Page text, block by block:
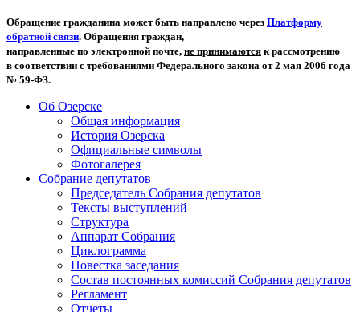
Обращение гражданина может быть направлено через Платформу
обратной связи. Обращения граждан,
направленные по электронной почте, не принимаются к рассмотрению
в соответствии с требованиями Федерального закона от 2 мая 2006 года
№ 59-ФЗ.
Об Озерске
Общая информация
История Озерска
Официальные символы
Фотогалерея
Собрание депутатов
Председатель Собрания депутатов
Тексты выступлений
Структура
Аппарат Собрания
Циклограмма
Повестка заседания
Состав постоянных комиссий Собрания депутатов
Регламент
Отчеты